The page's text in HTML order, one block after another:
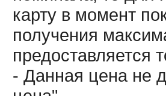
карту в момент
получения
предоставляется
- Данная цена не